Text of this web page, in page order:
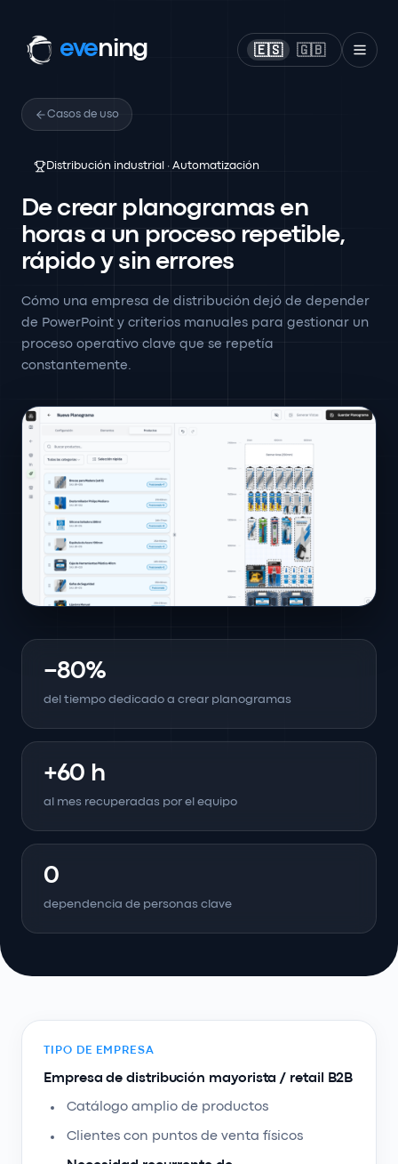
evening 🇪🇸 🇬🇧
Casos de uso
Distribución industrial · Automatización
De crear planogramas en
horas a un proceso repetible,
rápido y sin errores
Cómo una empresa de distribución dejó de depender
de PowerPoint y criterios manuales para gestionar un
proceso operativo clave que se repetía
constantemente.
−80%
del tiempo dedicado a crear planogramas
+60 h
al mes recuperadas por el equipo
0
dependencia de personas clave
TIPO DE EMPRESA
Empresa de distribución mayorista / retail B2B
Catálogo amplio de productos
Clientes con puntos de venta físicos